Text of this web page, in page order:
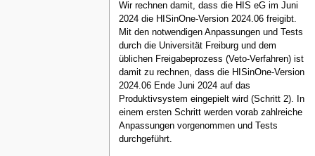
Wir rechnen damit, dass die HIS eG im Juni
2024 die HISinOne-Version 2024.06 freigibt.
Mit den notwendigen Anpassungen und Tests
durch die Universität Freiburg und dem
üblichen Freigabeprozess (Veto-Verfahren) ist
damit zu rechnen, dass die HISinOne-Version
2024.06 Ende Juni 2024 auf das
Produktivsystem eingepielt wird (Schritt 2). In
einem ersten Schritt werden vorab zahlreiche
Anpassungen vorgenommen und Tests
durchgeführt.